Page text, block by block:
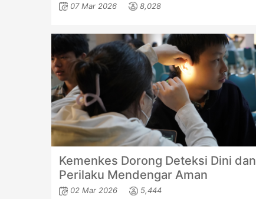
07 Mar 2026 8,028
Kemenkes Dorong Deteksi Dini dan
Perilaku Mendengar Aman
02 Mar 2026 5,444